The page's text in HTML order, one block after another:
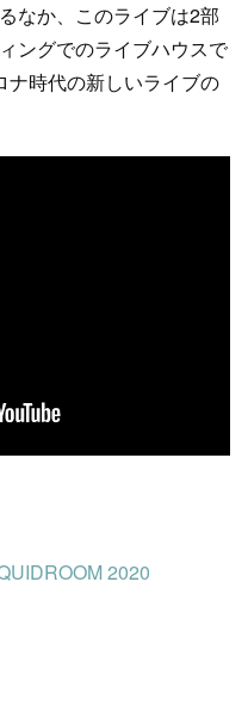
なか、このライブは2部
ングでのライブハウスで
時代の新しいライブの
2020